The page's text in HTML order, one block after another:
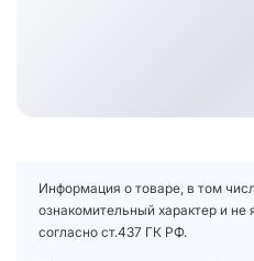
Информация о товаре, в том
ознакомительный характер и не
согласно ст.437 ГК РФ.